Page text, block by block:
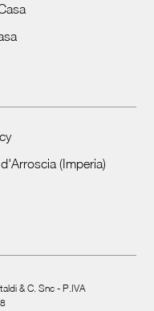
(Imperia)
& C. Snc - P.IVA